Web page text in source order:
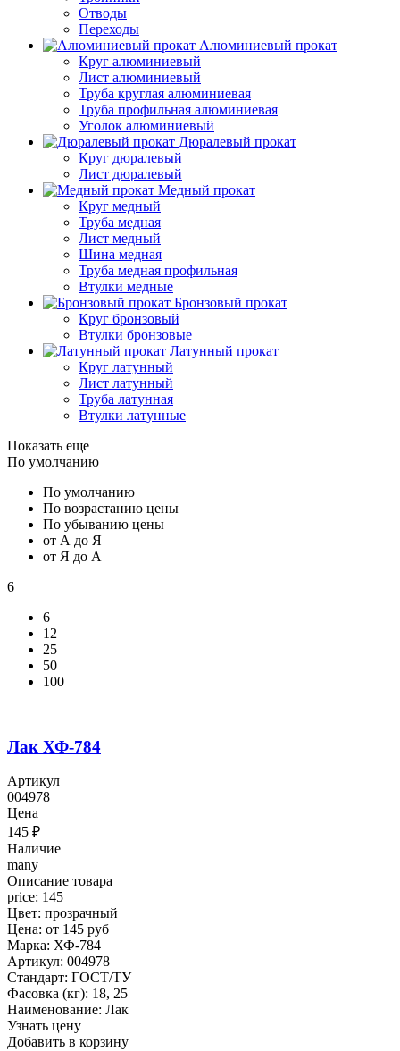
Отводы
Переходы
Алюминиевый прокат
Круг алюминиевый
Лист алюминиевый
Труба круглая алюминиевая
Труба профильная алюминиевая
Уголок алюминиевый
Дюралевый прокат
Круг дюралевый
Лист дюралевый
Медный прокат
Круг медный
Труба медная
Лист медный
Шина медная
Труба медная профильная
Втулки медные
Бронзовый прокат
Круг бронзовый
Втулки бронзовые
Латунный прокат
Круг латунный
Лист латунный
Труба латунная
Втулки латунные
Показать еще
По умолчанию
По умолчанию
По возрастанию цены
По убыванию цены
от А до Я
от Я до А
6
6
12
25
50
100
Лак ХФ-784
Артикул
004978
Цена
145 ₽
Наличие
many
Описание товара
price: 145
Цвет: прозрачный
Цена: от 145 руб
Марка: ХФ-784
Артикул: 004978
Стандарт: ГОСТ/ТУ
Фасовка (кг): 18, 25
Наименование: Лак
Узнать цену
Добавить в корзину